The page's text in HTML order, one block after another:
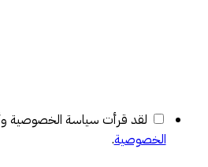
لقد قرأت سياسة الخصوصية
الخصوصية.